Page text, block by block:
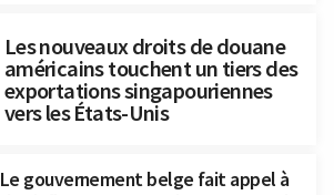
Les nouveaux droits de douane
américains touchent un tiers des
exportations singapouriennes
vers les États-Unis
Le gouvernement belge fait appel à